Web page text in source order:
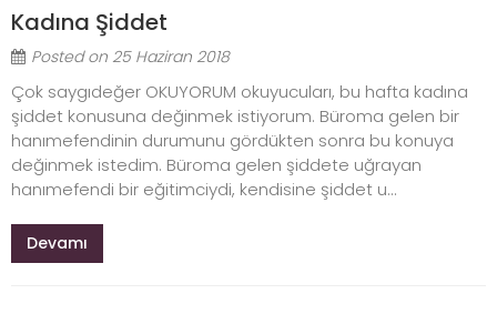
Kadına Şiddet
Posted on 25 Haziran 2018
Çok saygıdeğer OKUYORUM okuyucuları, bu hafta kadına
şiddet konusuna değinmek istiyorum. Büroma gelen bir
hanımefendinin durumunu gördükten sonra bu konuya
değinmek istedim. Büroma gelen şiddete uğrayan
hanımefendi bir eğitimciydi, kendisine şiddet u...
Devamı